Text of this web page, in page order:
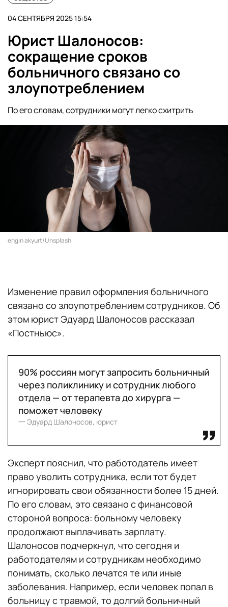
04 СЕНТЯБРЯ 2025 15:54
Юрист Шалоносов:
сокращение сроков
больничного связано со
злоупотреблением
По его словам, сотрудники могут легко схитрить
engin akyurt/Unsplash
Изменение правил оформления больничного
связано со злоупотреблением сотрудников. Об
этом юрист Эдуард Шалоносов рассказал
«Постньюс».
90% россиян могут запросить больничный
через поликлинику и сотрудник любого
отдела — от терапевта до хирурга —
поможет человеку
一 Эдуард Шалоносов, юрист
Эксперт пояснил, что работодатель имеет
право уволить сотрудника, если тот будет
игнорировать свои обязанности более 15 дней.
По его словам, это связано с финансовой
стороной вопроса: больному человеку
продолжают выплачивать зарплату.
Шалоносов подчеркнул, что сегодня и
работодателям и сотрудникам необходимо
понимать, сколько лечатся те или иные
заболевания. Например, если человек попал в
больницу с травмой, то долгий больничный